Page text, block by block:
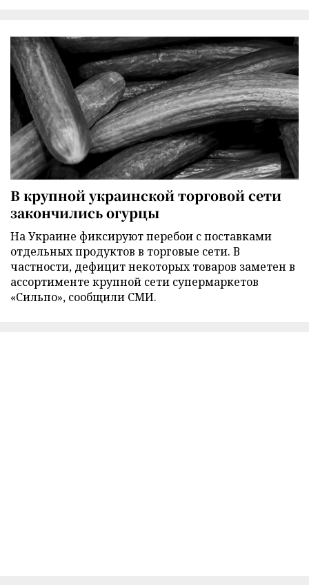
В крупной украинской торговой сети
закончились огурцы
На Украине фиксируют перебои с поставками
отдельных продуктов в торговые сети. В
частности, дефицит некоторых товаров заметен в
ассортименте крупной сети супермаркетов
«Сильпо», сообщили СМИ.